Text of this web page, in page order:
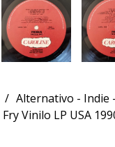
Alternativo - Indie
Vinilo LP USA